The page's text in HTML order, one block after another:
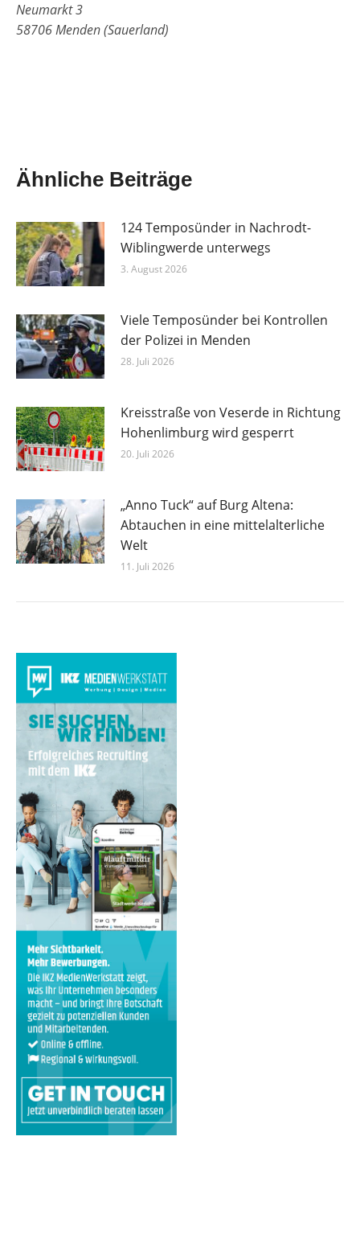
Neumarkt 3
58706 Menden (Sauerland)
Ähnliche Beiträge
124 Temposünder in Nachrodt-
Wiblingwerde unterwegs
3. August 2026
Viele Temposünder bei Kontrollen
der Polizei in Menden
28. Juli 2026
Kreisstraße von Veserde in Richtung
Hohenlimburg wird gesperrt
20. Juli 2026
„Anno Tuck“ auf Burg Altena:
Abtauchen in eine mittelalterliche
Welt
11. Juli 2026